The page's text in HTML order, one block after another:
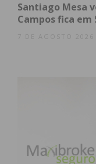
obtenha
Eu li e
Santiago Mesa
Campos fica
7 DE AGOSTO 2026